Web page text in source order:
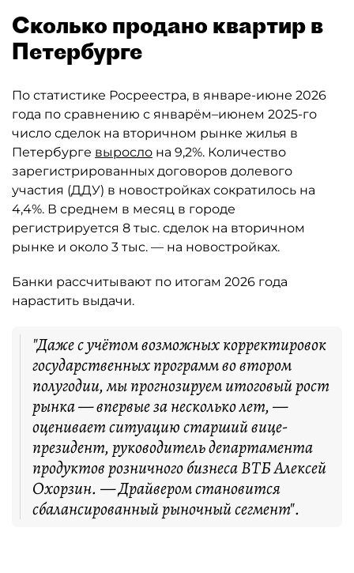
Сколько продано квартир в
Петербурге
По статистике Росреестра, в январе-июне 2026
года по сравнению с январём–июнем 2025-го
число сделок на вторичном рынке жилья в
Петербурге выросло на 9,2%. Количество
зарегистрированных договоров долевого
участия (ДДУ) в новостройках сократилось на
4,4%. В среднем в месяц в городе
регистрируется 8 тыс. сделок на вторичном
рынке и около 3 тыс. — на новостройках.
Банки рассчитывают по итогам 2026 года
нарастить выдачи.
"Даже с учётом возможных корректировок
государственных программ во втором
полугодии, мы прогнозируем итоговый рост
рынка — впервые за несколько лет, —
оценивает ситуацию старший вице-
президент, руководитель департамента
продуктов розничного бизнеса ВТБ Алексей
Охорзин. — Драйвером становится
сбалансированный рыночный сегмент".